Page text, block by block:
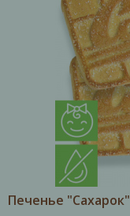
Печенье